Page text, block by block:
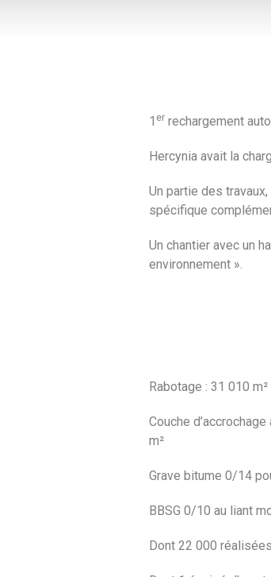
1 er rechargement
Hercynia avait la
Un partie des
spécifique
Un chantier avec un
environnement ».
Rabotage : 31 010 m²
Couche
m²
Grave bitume 0/14
BBSG 0/10 au liant
Dont 22 000